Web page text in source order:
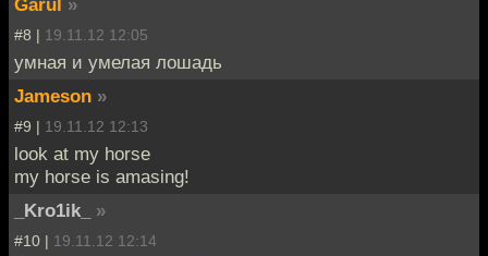
#8 | 19.11.12 12:05
умная и умелая лошадь
Jameson »
#9 | 19.11.12 12:13
look at my horse
my horse is amasing!
_Kro1ik_
»
#10 | 19.11.12 12:14